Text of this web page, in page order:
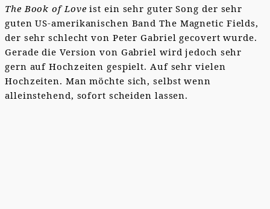
The Book of Love ist ein sehr guter Song der sehr
guten US-amerikanischen Band The Magnetic Fields,
der sehr schlecht von Peter Gabriel gecovert wurde.
Gerade die Version von Gabriel wird jedoch sehr
gern auf Hochzeiten gespielt. Auf sehr vielen
Hochzeiten. Man möchte sich, selbst wenn
alleinstehend, sofort scheiden lassen.